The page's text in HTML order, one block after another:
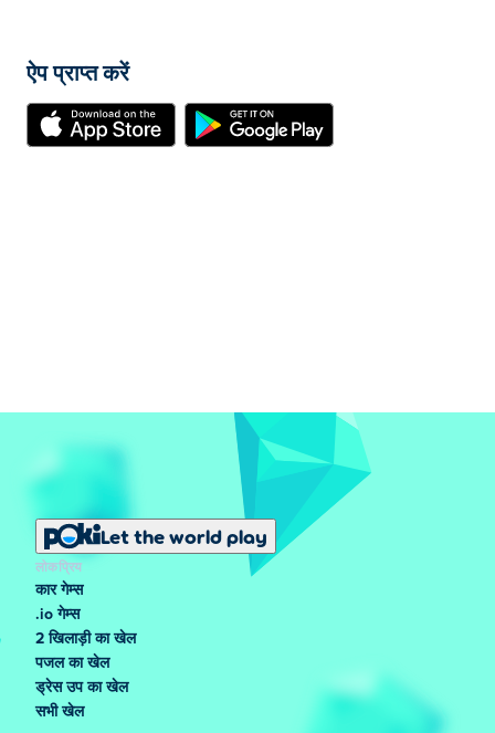
ऐप प्राप्त करें
Let the world play
लोकप्रिय
कार गेम्स
.io गेम्स
2 खिलाड़ी का खेल
पजल का खेल
ड्रेस उप का खेल
सभी खेल